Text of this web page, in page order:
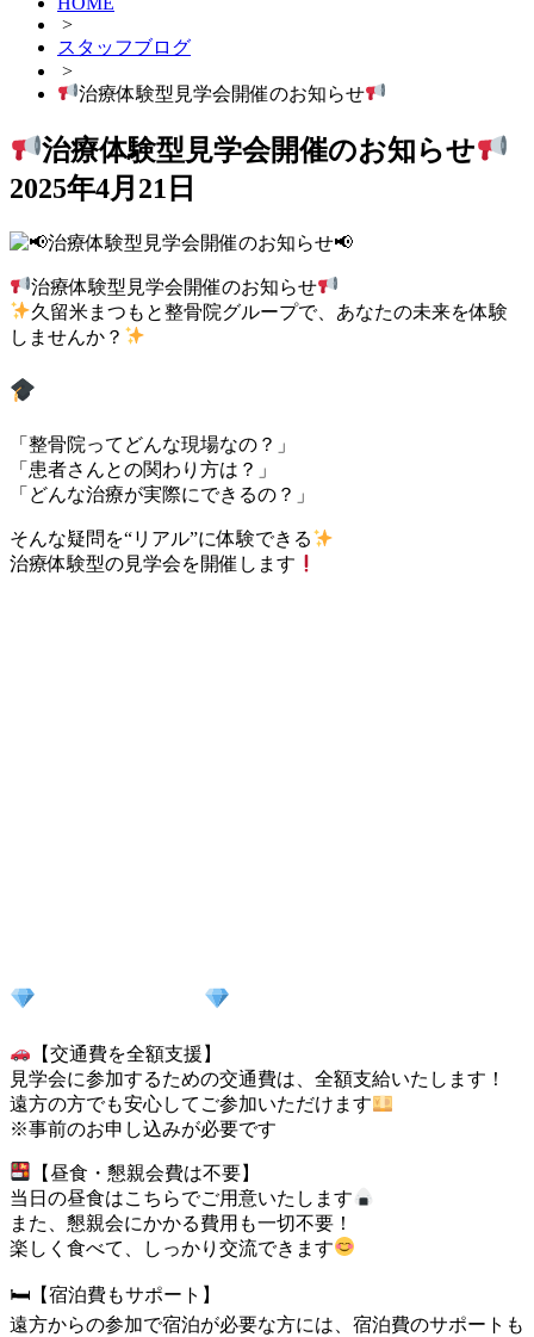
>
スタッフブログ
>
治療体験型見学会開催のお知らせ
治療体験型見学会開催のお知らせ
2025年4月21日
治療体験型見学会開催のお知らせ
久留米まつもと整骨院グループで、あなたの未来を体験
しませんか？
「整骨院ってどんな現場なの？」
「患者さんとの関わり方は？」
「どんな治療が実際にできるの？」
そんな疑問を“リアル”に体験できる
治療体験型の見学会を開催します
【交通費を全額支援】
見学会に参加するための交通費は、全額支給いたします！
遠方の方でも安心してご参加いただけます
※事前のお申し込みが必要です
【昼食・懇親会費は不要】
当日の昼食はこちらでご用意いたします
また、懇親会にかかる費用も一切不要！
楽しく食べて、しっかり交流できます
🛏【宿泊費もサポート】
遠方からの参加で宿泊が必要な方には、宿泊費のサポートも